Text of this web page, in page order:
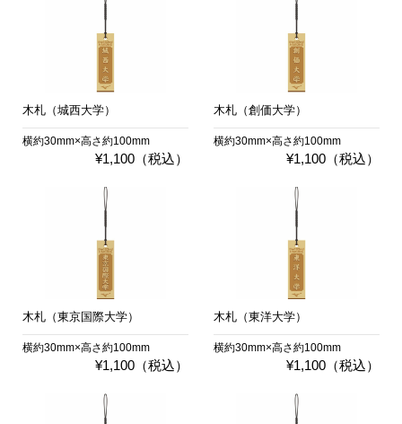
木札（城西大学）
横約30mm×高さ約100mm
¥1,100（税込）
木札（創価大学）
横約30mm×高さ約100mm
¥1,100（税込）
木札（東京国際大学）
横約30mm×高さ約100mm
¥1,100（税込）
木札（東洋大学）
横約30mm×高さ約100mm
¥1,100（税込）